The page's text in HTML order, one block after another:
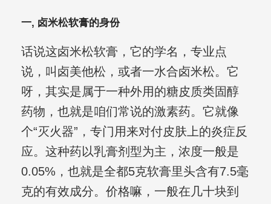
一, 卤米松软膏的身份
话说这卤米松软膏，它的学名，专业点
说，叫卤美他松，或者一水合卤米松。它
呀，其实是属于一种外用的糖皮质类固醇
药物，也就是咱们常说的激素药。它就像
个“灭火器”，专门用来对付皮肤上的炎症反
应。这种药以乳膏剂型为主，浓度一般是
0.05%，也就是全都5克软膏里头含有7.5毫
克的有效成分。价格嘛，一般在几十块到